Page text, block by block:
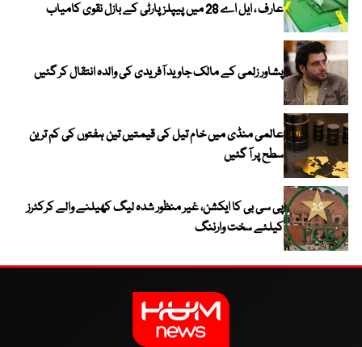
عارف ، ایل اے 28 میں پیپلز پارٹی کے بازل نقوی کامیاب
پشاور زلمی کے مالک جاوید آفریدی کی والدہ انتقال کر گئیں
عالمی منڈی میں خام تیل کی قیمتیں تین ہفتوں کی کم ترین
سطح پر آ گئیں
پی سی بی کا ایکشن، غیر منظور شدہ لیگ کھیلنے والے کرکٹرز
کیلئے سخت وارننگ